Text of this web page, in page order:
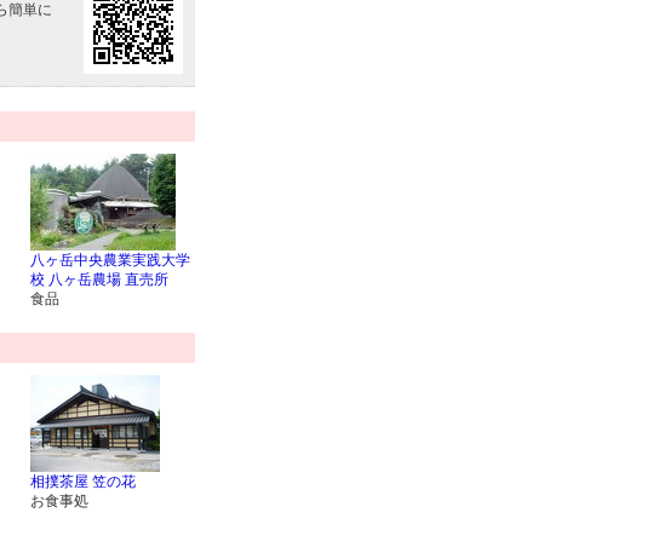
簡単に
八ヶ岳中央農業実践大学
校 八ヶ岳農場 直売所
食品
相撲茶屋 笠の花
お食事処